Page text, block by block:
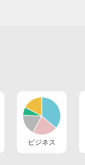
ビジネス